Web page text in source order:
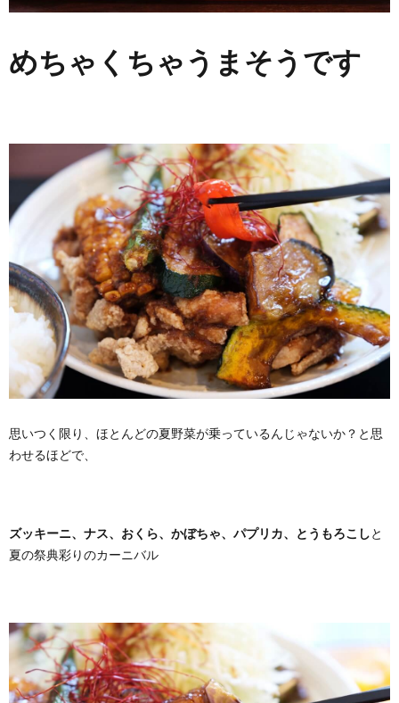
めちゃくちゃうまそうです
思いつく限り、ほとんどの夏野菜が乗っているんじゃないか？と思
わせるほどで、
ズッキーニ、ナス、おくら、かぼちゃ、パプリカ、とうもろこしと
夏の祭典彩りのカーニバル